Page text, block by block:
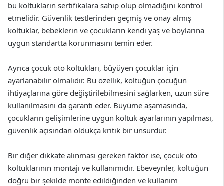
bu koltukların sertifikalara sahip olup olmadığını kontrol
etmelidir. Güvenlik testlerinden geçmiş ve onay almış
koltuklar, bebeklerin ve çocukların kendi yaş ve boylarına
uygun standartta korunmasını temin eder.
Ayrıca çocuk oto koltukları, büyüyen çocuklar için
ayarlanabilir olmalıdır. Bu özellik, koltuğun çocuğun
ihtiyaçlarına göre değiştirilebilmesini sağlarken, uzun süre
kullanılmasını da garanti eder. Büyüme aşamasında,
çocukların gelişimlerine uygun koltuk ayarlarının yapılması,
güvenlik açısından oldukça kritik bir unsurdur.
Bir diğer dikkate alınması gereken faktör ise, çocuk oto
koltuklarının montajı ve kullanımıdır. Ebeveynler, koltuğun
doğru bir şekilde monte edildiğinden ve kullanım